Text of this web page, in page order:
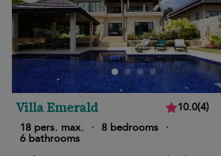
Villa Emerald 10.0(4)
18 pers. max.
· 8 bedrooms ·
6 bathrooms